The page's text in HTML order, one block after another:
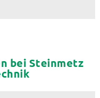
bei Steinmetz